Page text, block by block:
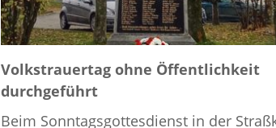
Volkstrauertag ohne Öffentlichkeit
durchgeführt
Beim Sonntagsgottesdienst in der